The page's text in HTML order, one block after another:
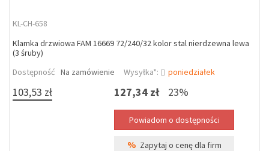
KL-CH-658
Klamka drzwiowa FAM 16669 72/240/32 kolor stal nierdzewna lewa
(3 śruby)
Dostępność Na zamówienie Wysyłka*: poniedziałek
103,53 zł 127,34 zł 23%
% Zapytaj o cenę dla firm